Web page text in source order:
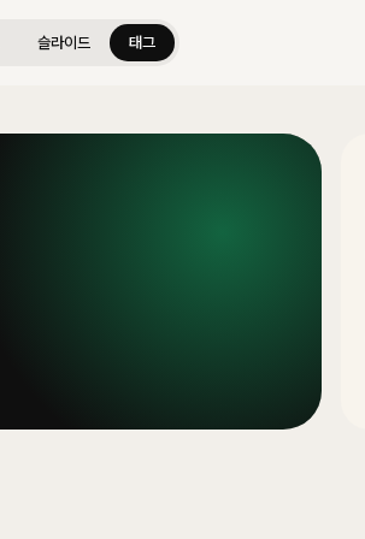
슬라이드 태그